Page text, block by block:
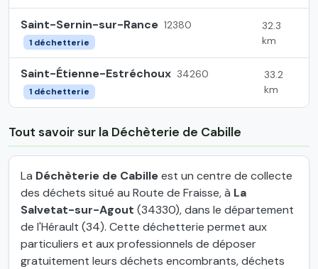
Saint-Sernin-sur-Rance 12380
1 déchetterie
32.3
km
Saint-Étienne-Estréchoux 34260
1 déchetterie
33.2
km
Tout savoir sur la Déchèterie de Cabille
La Déchèterie de Cabilleest un centre de collecte
des déchets situé au Route de Fraisse, à La
Salvetat-sur-Agout (34330), dans le département
de l'Hérault (34). Cette déchetterie permet aux
particuliers et aux professionnels de déposer
gratuitement leurs déchets encombrants, déchets